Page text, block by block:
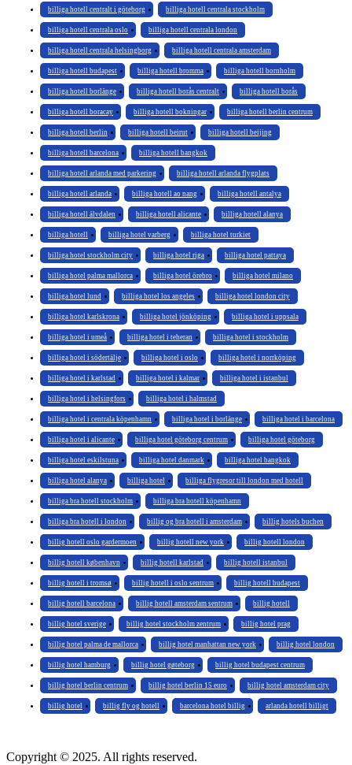
billiga hotell centralt i göteborg billiga hotell centrala stockholm
billiga hotell centrala oslo billiga hotell centrala london
billiga hotell centrala helsingborg billiga hotell centrala amsterdam
billiga hotell budapest billiga hotell bromma billiga hotell bornholm
billiga hotell borlänge billiga hotell borås centralt billiga hotell borås
billiga hotell boracay billiga hotell bokningar billiga hotell berlin centrum
billiga hotell berlin billiga hotell beirut billiga hotell beijing
billiga hotell barcelona billiga hotell bangkok
billiga hotell arlanda med parkering billiga hotell arlanda flygplats
billiga hotell arlanda billiga hotell ao nang billiga hotell antalya
billiga hotell älvdalen billiga hotell alicante billiga hotell alanya
billiga hotell billiga hotel varberg billiga hotel turkiet
billiga hotel stockholm city billiga hotel riga billiga hotel pattaya
billiga hotel palma mallorca billiga hotel örebro billiga hotel milano
billiga hotel lund billiga hotel los angeles billiga hotel london city
billiga hotel karlskrona billiga hotel jönköping billiga hotel i uppsala
billiga hotel i umeå billiga hotel i teheran billiga hotel i stockholm
billiga hotel i södertälje billiga hotel i oslo billiga hotel i norrköping
billiga hotel i karlstad billiga hotel i kalmar billiga hotel i istanbul
billiga hotel i helsingfors billiga hotel i halmstad
billiga hotel i centrala köpenhamn billiga hotel i borlänge billiga hotel i barcelona
billiga hotel i alicante billiga hotel göteborg centrum billiga hotel göteborg
billiga hotel eskilstuna billiga hotel danmark billiga hotel bangkok
billiga hotel alanya billiga hotel billiga flygresor till london med hotell
billiga bra hotell stockholm billiga bra hotell köpenhamn
billiga bra hotell i london billig og bra hotell i amsterdam billig hotels buchen
billig hotell oslo gardermoen billig hotell new york billig hotell london
billig hotell københavn billig hotell karlstad billig hotell istanbul
billig hotell i tromsø billig hotell i oslo sentrum billig hotell budapest
billig hotell barcelona billig hotell amsterdam sentrum billig hotell
billig hotel sverige billig hotel stockholm zentrum billig hotel prag
billig hotel palma de mallorca billig hotel manhattan new york billig hotel london
billig hotel hamburg billig hotel gøteborg billig hotel budapest centrum
billig hotel berlin centrum billig hotel berlin 15 euro billig hotel amsterdam city
billig hotel billig fly og hotell barcelona hotel billig arlanda hotell billigt
Copyright © 2025. All rights reserved.